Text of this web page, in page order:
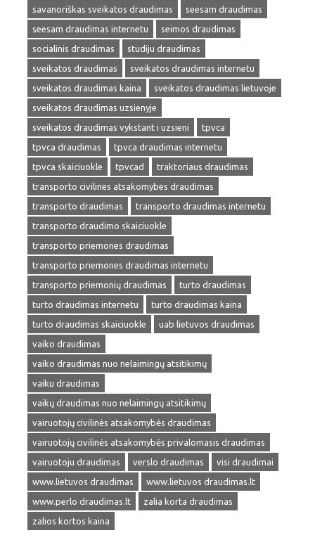
savanoriškas sveikatos draudimas
seesam draudimas
seesam draudimas internetu
seimos draudimas
socialinis draudimas
studiju draudimas
sveikatos draudimas
sveikatos draudimas internetu
sveikatos draudimas kaina
sveikatos draudimas lietuvoje
sveikatos draudimas uzsienyje
sveikatos draudimas vykstant i uzsieni
tpvca
tpvca draudimas
tpvca draudimas internetu
tpvca skaiciuokle
tpvcad
traktoriaus draudimas
transporto civilines atsakomybes draudimas
transporto draudimas
transporto draudimas internetu
transporto draudimo skaiciuokle
transporto priemones draudimas
transporto priemones draudimas internetu
transporto priemonių draudimas
turto draudimas
turto draudimas internetu
turto draudimas kaina
turto draudimas skaiciuokle
uab lietuvos draudimas
vaiko draudimas
vaiko draudimas nuo nelaimingų atsitikimų
vaiku draudimas
vaikų draudimas nuo nelaimingų atsitikimų
vairuotojų civilinės atsakomybės draudimas
vairuotojų civilinės atsakomybės privalomasis draudimas
vairuotoju draudimas
verslo draudimas
visi draudimai
www.lietuvos draudimas
www.lietuvos draudimas.lt
www.perlo draudimas.lt
zalia korta draudimas
zalios kortos kaina